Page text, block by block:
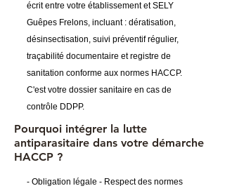
écrit entre votre établissement et SELY
Guêpes Frelons, incluant : dératisation,
désinsectisation, suivi préventif régulier,
traçabilité documentaire et registre de
sanitation conforme aux normes HACCP.
C'est votre dossier sanitaire en cas de
contrôle DDPP.
Pourquoi intégrer la lutte
antiparasitaire dans votre démarche
HACCP ?
- Obligation légale - Respect des normes